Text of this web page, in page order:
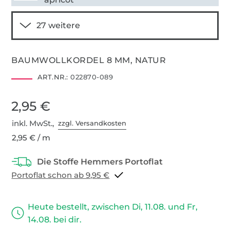
BAUMWOLLKORDEL 8 MM, NATUR
ART.NR.: 022870-089
2,95 €
inkl. MwSt.,zzgl. Versandkosten
2,95 € / m
Portoflat schon ab 9,95 €
Heute bestellt, zwischen Di, 11.08. und Fr,
14.08. bei dir.